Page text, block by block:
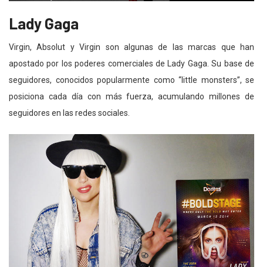
Lady Gaga
Virgin, Absolut y Virgin son algunas de las marcas que han
apostado por los poderes comerciales de Lady Gaga. Su base de
seguidores, conocidos popularmente como “little monsters”, se
posiciona cada día con más fuerza, acumulando millones de
seguidores en las redes sociales.